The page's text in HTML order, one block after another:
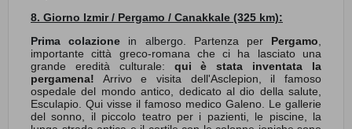
8. Giorno Izmir / Pergamo / Canakkale (325 km):
Prima colazione in albergo. Partenza per Pergamo
importante città greco-romana che ci ha lasciato una
grande eredità culturale: qui è stata inventata la
pergamena! Arrivo e visita dell'Asclepion, il famoso
ospedale del mondo antico, dedicato al dio della salute,
Esculapio. Qui visse il famoso medico Galeno. Le gallerie
del sonno, il piccolo teatro per i pazienti, le piscine, la